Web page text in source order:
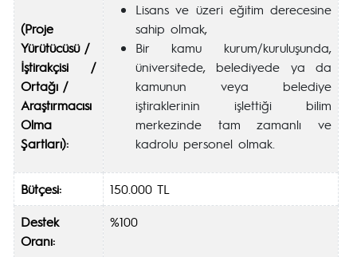
(Proje
Yürütücüsü /
İştirakçisi /
Ortağı /
Araştırmacısı
Olma
Şartları):
Lisans ve üzeri eğitim derecesine
sahip olmak,
Bir kamu kurum/kuruluşunda,
üniversitede, belediyede ya da
kamunun veya belediye
iştiraklerinin işlettiği bilim
merkezinde tam zamanlı ve
kadrolu personel olmak.
Bütçesi:
150.000 TL
Destek
Oranı:
%100